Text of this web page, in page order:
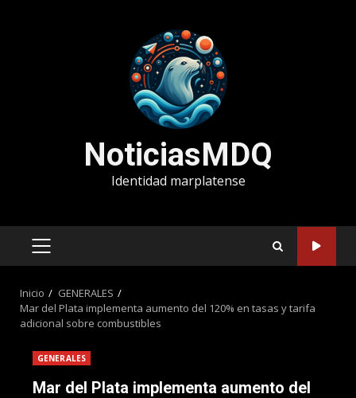
NoticiasMDQ
Identidad marplatense
MENÚ
Inicio
GENERALES
Mar del Plata implementa aumento del 120% en tasas y tarifa
adicional sobre combustibles
GENERALES
Mar del Plata implementa aumento del